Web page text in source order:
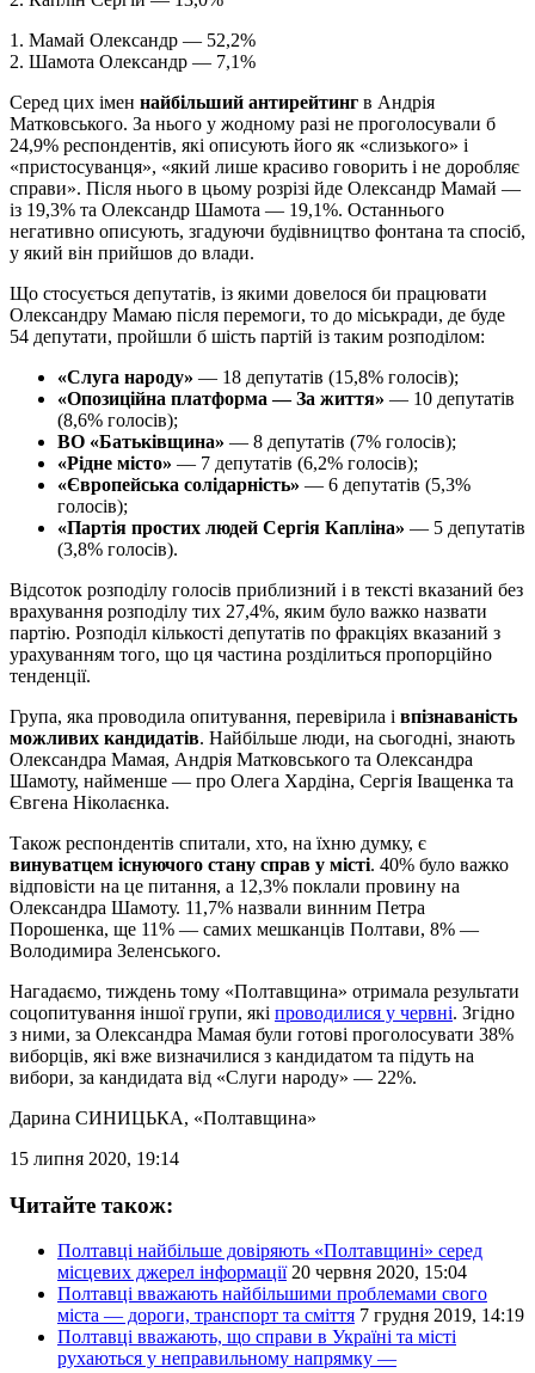
1. Мамай Олександр — 52,2%
2. Шамота Олександр — 7,1%
Серед цих імен найбільший антирейтинг в Андрія
Матковського. За нього у жодному разі не проголосували б
24,9% респондентів, які описують його як «слизького» і
«пристосуванця», «який лише красиво говорить і не доробляє
справи». Після нього в цьому розрізі йде Олександр Мамай —
із 19,3% та Олександр Шамота — 19,1%. Останнього
негативно описують, згадуючи будівництво фонтана та спосіб,
у який він прийшов до влади.
Що стосується депутатів, із якими довелося би працювати
Олександру Мамаю після перемоги, то до міськради, де буде
54 депутати, пройшли б шість партій із таким розподілом:
«Слуга народу» — 18 депутатів (15,8% голосів);
«Опозиційна платформа — За життя» — 10 депутатів
(8,6% голосів);
ВО «Батьківщина» — 8 депутатів (7% голосів);
«Рідне місто» — 7 депутатів (6,2% голосів);
«Європейська солідарність» — 6 депутатів (5,3%
голосів);
«Партія простих людей Сергія Капліна» — 5 депутатів
(3,8% голосів).
Відсоток розподілу голосів приблизний і в тексті вказаний без
врахування розподілу тих 27,4%, яким було важко назвати
партію. Розподіл кількості депутатів по фракціях вказаний з
урахуванням того, що ця частина розділиться пропорційно
тенденції.
Група, яка проводила опитування, перевірила і впізнаваність
можливих кандидатів. Найбільше люди, на сьогодні, знають
Олександра Мамая, Андрія Матковського та Олександра
Шамоту, найменше — про Олега Хардіна, Сергія Іващенка та
Євгена Ніколаєнка.
Також респондентів спитали, хто, на їхню думку, є
винуватцем існуючого стану справ у місті. 40% було важко
відповісти на це питання, а 12,3% поклали провину на
Олександра Шамоту. 11,7% назвали винним Петра
Порошенка, ще 11% — самих мешканців Полтави, 8% —
Володимира Зеленського.
Нагадаємо, тиждень тому «Полтавщина» отримала результати
соцопитування іншої групи, які проводилися у червні. Згідно
з ними, за Олександра Мамая були готові проголосувати 38%
виборців, які вже визначилися з кандидатом та підуть на
вибори, за кандидата від «Слуги народу» — 22%.
Дарина СИНИЦЬКА, «Полтавщина»
15 липня 2020, 19:14
Читайте також:
Полтавці найбільше довіряють «Полтавщині» серед
місцевих джерел інформації 20 червня 2020, 15:04
Полтавці вважають найбільшими проблемами свого
міста — дороги, транспорт та сміття 7 грудня 2019, 14:19
Полтавці вважають, що справи в Україні та місті
рухаються у неправильному напрямку —